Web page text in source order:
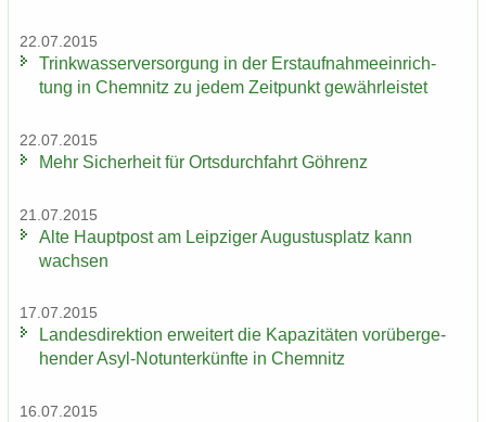
22.07.2015
Trink­was­ser­ver­sor­gung in der Erst­auf­nah­me­ein­rich­
tung in Chem­nitz zu jedem Zeit­punkt ge­währ­leis­tet
22.07.2015
Mehr Si­cher­heit für Orts­durch­fahrt Göh­renz
21.07.2015
Alte Haupt­post am Leip­zi­ger Au­gus­tus­platz kann
wach­sen
17.07.2015
Lan­des­di­rek­ti­on er­wei­tert die Ka­pa­zi­tä­ten vor­über­ge­
hen­der Asyl-​Notunter­künfte in Chem­nitz
16.07.2015